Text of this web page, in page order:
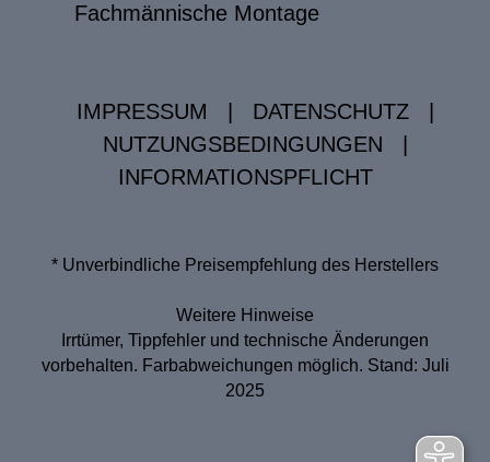
Fachmännische Montage
IMPRESSUM DATENSCHUTZ
NUTZUNGSBEDINGUNGEN
INFORMATIONSPFLICHT
* Unverbindliche Preisempfehlung des Herstellers
Weitere Hinweise
Irrtümer, Tippfehler und technische Änderungen
vorbehalten. Farbabweichungen möglich. Stand: Juli
2025